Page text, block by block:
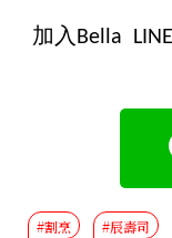
加入Bella
#割烹 #辰壽司